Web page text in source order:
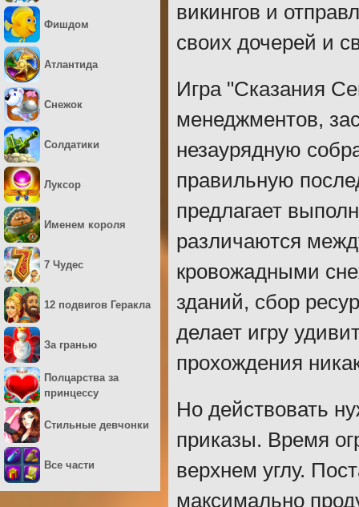
викингов и
своих дочерей и
Игра "Сказания
менеджментов,
незаурядную
правильную
предлагает
различаются
кровожадными
зданий, сбор
делает игру
прохождения
Но действовать
приказы. Время
верхнем углу.
максимально
Фишдом
Атлантида
Снежок
Солдатики
Луксор
Именем короля
7 Чудес
12 подвигов Геракла
За гранью
Полцарства за
принцессу
Стильные девчонки
Все части